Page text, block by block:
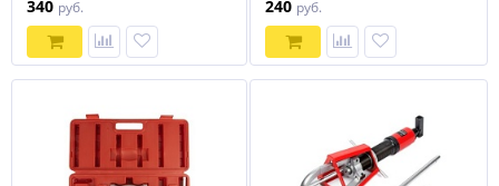
340 руб. 240 руб.